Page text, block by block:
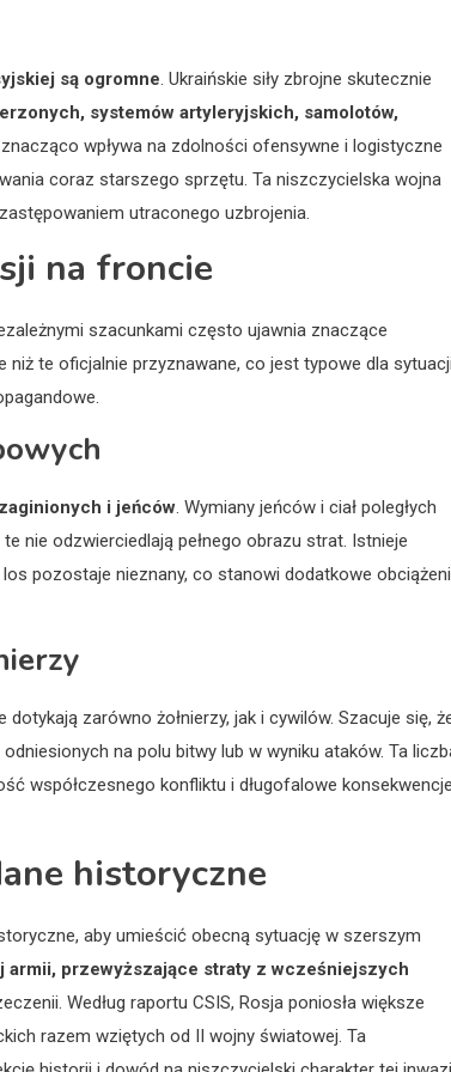
są ogromne. Ukraińskie siły zbrojne skutecznie
systemów artyleryjskich, samolotów,
wpływa na zdolności ofensywne i logistyczne
coraz starszego sprzętu. Ta niszczycielska wojna
utraconego uzbrojenia.
na froncie
szacunkami często ujawnia znaczące
niż te oficjalnie przyznawane, co jest typowe dla
zaginionych i jeńców. Wymiany jeńców i ciał poległych
nie odzwierciedlają pełnego obrazu strat. Istnieje
pozostaje nieznany, co stanowi dodatkowe
dotykają zarówno żołnierzy, jak i cywilów. Szacuje się,
na polu bitwy lub w wyniku ataków. Ta
współczesnego konfliktu i długofalowe
historyczne
aby umieścić obecną sytuację w szerszym
armii, przewyższające straty z wcześniejszych
Według raportu CSIS, Rosja poniosła większe
razem wziętych od II wojny światowej. Ta